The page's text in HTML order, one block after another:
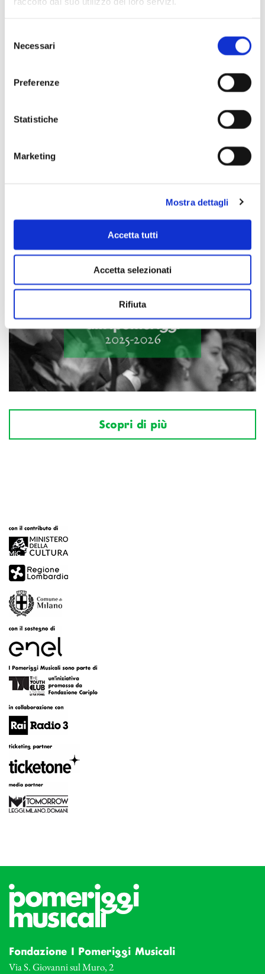
delNecessari
Preferenze
Statistiche
Marketing
Mostra dettagli
Accetta tutti
Accetta selezionati
Rifiuta
Scopri di più
Fondazione I Pomeriggi Musicali
Via S. Giovanni sul Muro, 2